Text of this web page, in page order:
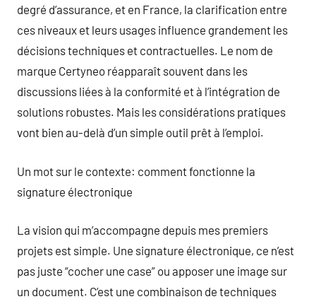
degré d’assurance, et en France, la clarification entre
ces niveaux et leurs usages influence grandement les
décisions techniques et contractuelles. Le nom de
marque Certyneo réapparaît souvent dans les
discussions liées à la conformité et à l’intégration de
solutions robustes. Mais les considérations pratiques
vont bien au-delà d’un simple outil prêt à l’emploi.
Un mot sur le contexte: comment fonctionne la
signature électronique
La vision qui m’accompagne depuis mes premiers
projets est simple. Une signature électronique, ce n’est
pas juste “cocher une case” ou apposer une image sur
un document. C’est une combinaison de techniques